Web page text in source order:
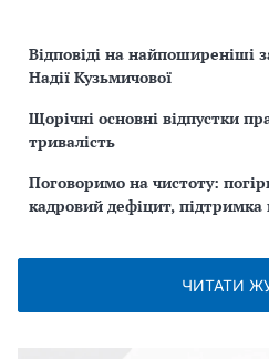
Відповіді на найпоширеніші
Надії Кузьмичової
Щорічні основні відпустки
тривалість
Поговоримо на чистоту:
кадровий дефіцит, підтримка
ЧИТАТИ